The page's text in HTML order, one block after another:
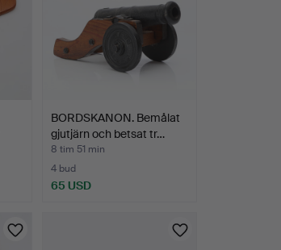
BORDSKANON. Bemålat
gjutjärn och betsat tr…
8 tim 51 min
4 bud
65 USD